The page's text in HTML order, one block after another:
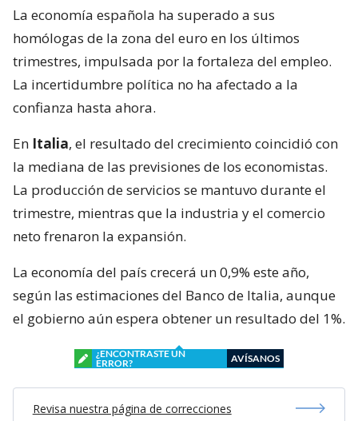
La economía española ha superado a sus
homólogas de la zona del euro en los últimos
trimestres, impulsada por la fortaleza del empleo.
La incertidumbre política no ha afectado a la
confianza hasta ahora.
En Italia, el resultado del crecimiento coincidió con
la mediana de las previsiones de los economistas.
La producción de servicios se mantuvo durante el
trimestre, mientras que la industria y el comercio
neto frenaron la expansión.
La economía del país crecerá un 0,9% este año,
según las estimaciones del Banco de Italia, aunque
el gobierno aún espera obtener un resultado del 1%.
¿ENCONTRASTE UN
ERROR?
AVÍSANOS
Revisa nuestra página de correcciones